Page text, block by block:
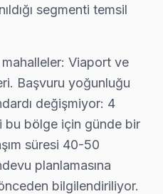
segmenti temsil
Viaport ve
Başvuru yoğunluğu
değişmiyor: 4
bu bölge için günde bir
süresi 40-50
planlamasına
bilgilendiriliyor.